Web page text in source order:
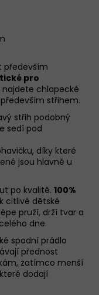
především
pro
najdete chlapecké
střihem.
střih podobný
sedí pod
díky které
jsou hlavně u
po kvalitě. 100%
citlivé dětské
pruží, drží tvar a
dne.
spodní prádlo
přednost
zatímco menší
dodají